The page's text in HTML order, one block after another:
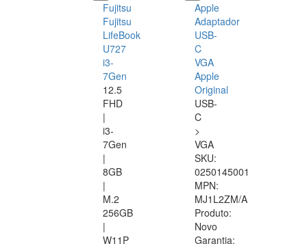
Fujitsu
Fujitsu
LifeBook
U727
i3-
7Gen
12.5
FHD
|
i3-
7Gen
|
8GB
|
M.2
256GB
|
W11P
Apple
Adaptador
USB-
C
VGA
Apple
Original
USB-
C
>
VGA
SKU:
0250145001
MPN:
MJ1L2ZM/A
Produto:
Novo
Garantia: